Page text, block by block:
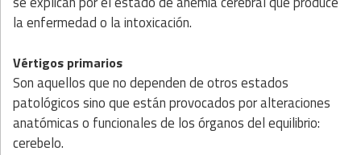
la enfermedad o la intoxicación.
Vértigos primarios
Son aquellos que no dependen de otros estados
patológicos sino que están provocados por alteraciones
anatómicas o funcionales de los órganos del equilibrio:
cerebelo.